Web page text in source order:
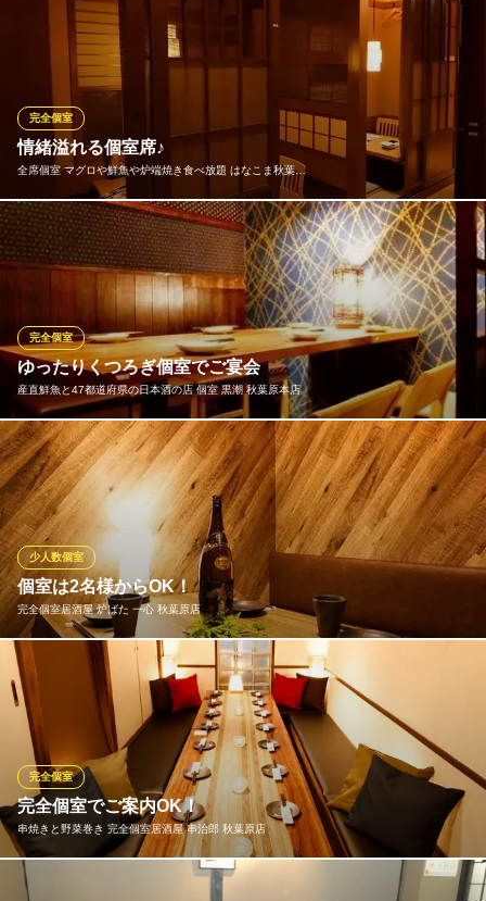
デート・飲み会・歓送迎会など急なご予約にも即完全個室にてご
案内致します。完全個室は2～42名様まで入れるので小～大人数の
宴会ができます。楽しい飲み会・宴会・女子会・二次会は是非当
店で☆人数・シーンに合わせてレイアウトご相談くださいませ。
皆様のご来店を、スタッフ一同心よりお待ちしてます♪
名古屋コーチン 本格鳥料理 完全個室 秋月 秋葉原店
個室×地鶏×純然豚
ＪＲ秋葉原駅 徒歩2分
東京都千代田区外神田1-13-1 Akiba1131.bldg6F
情緒溢れる個室席♪
全席個室 マグロや鮮魚や炉端焼き食べ放題 はなこま秋葉…
完全個室
2名様～団体様までシチュエーションに合わせて最適な個室席にご
案内♪プライベート空間で大切な方との特別なお食事をご提案◎貸
切のご予約も可能です！まずはお気軽にご相談ください♪誕生日・
記念日をはじめ、結婚式の二次会、同窓会、女子会などに最適で
す!
全席個室 マグロや鮮魚や炉端焼き食べ放題 はなこま秋葉原
店
はなこま 秋葉原店
ＪＲ秋葉原駅 徒歩1分
東京都千代田区神田佐久間町1-15 川初ビル6F
ゆったりくつろぎ個室でご宴会
産直鮮魚と47都道府県の日本酒の店 個室 黒潮 秋葉原本店
完全個室
少人数～最大60名様まで個室席でご宴会をご用意！！各種飲み放
題付きのご宴会プランでゆったりご宴会をお楽しみいただけま
す。
産直鮮魚と47都道府県の日本酒の店 個室 黒潮 秋葉原本店
秋葉原 海鮮個室居酒屋
地下鉄日比谷線秋葉原駅 徒歩1分
東京都千代田区神田佐久間町2-13-27
個室は2名様からOK！
完全個室居酒屋 炉ばた 一心 秋葉原店
少人数個室
個室は全部で3部屋ご用意！人気なのでご予約はお早めにされるこ
とをお勧め致します。プライベート利用から会社宴会まで幅広く
ご利用ください。
完全個室居酒屋 炉ばた 一心 秋葉原店
しゃぶしゃぶ食べ放題
ＪＲ秋葉原駅 徒歩1分
東京都千代田区神田佐久間町1-24 GATO秋葉原ビル3F
完全個室でご案内OK！
串焼きと野菜巻き 完全個室居酒屋 串治郎 秋葉原店
完全個室
当店は扉付きの完全個室完備！プライベートでも団体様でのご利